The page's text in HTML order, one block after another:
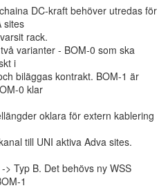
DC-kraft behöver utredas för
sites
rack.
varianter - BOM-0 som ska
i
biläggas kontrakt. BOM-1 är
0 klar
oklara för extern kablering
till UNI aktiva Adva sites.
> Typ B. Det behövs ny WSS
1